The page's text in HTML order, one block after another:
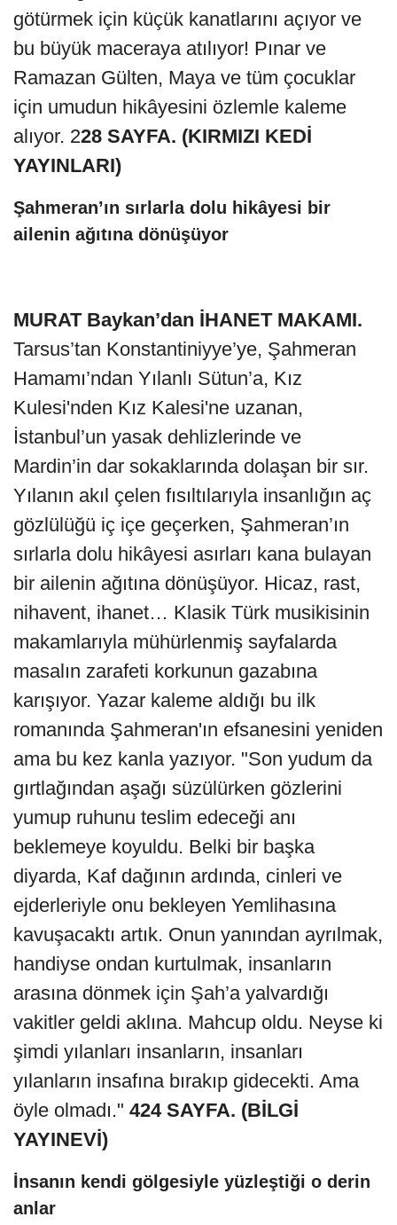
götürmek için küçük kanatlarını açıyor ve
bu büyük maceraya atılıyor! Pınar ve
Ramazan Gülten, Maya ve tüm çocuklar
için umudun hikâyesini özlemle kaleme
alıyor. 228 SAYFA. (KIRMIZI KEDİ
YAYINLARI)
Şahmeran’ın sırlarla dolu hikâyesi bir
ailenin ağıtına dönüşüyor
MURAT Baykan’dan İHANET MAKAMI.
Tarsus’tan Konstantiniyye’ye, Şahmeran
Hamamı’ndan Yılanlı Sütun’a, Kız
Kulesi'nden Kız Kalesi'ne uzanan,
İstanbul’un yasak dehlizlerinde ve
Mardin’in dar sokaklarında dolaşan bir sır.
Yılanın akıl çelen fısıltılarıyla insanlığın aç
gözlülüğü iç içe geçerken, Şahmeran’ın
sırlarla dolu hikâyesi asırları kana bulayan
bir ailenin ağıtına dönüşüyor. Hicaz, rast,
nihavent, ihanet… Klasik Türk musikisinin
makamlarıyla mühürlenmiş sayfalarda
masalın zarafeti korkunun gazabına
karışıyor. Yazar kaleme aldığı bu ilk
romanında Şahmeran'ın efsanesini yeniden
ama bu kez kanla yazıyor. "Son yudum da
gırtlağından aşağı süzülürken gözlerini
yumup ruhunu teslim edeceği anı
beklemeye koyuldu. Belki bir başka
diyarda, Kaf dağının ardında, cinleri ve
ejderleriyle onu bekleyen Yemlihasına
kavuşacaktı artık. Onun yanından ayrılmak,
handiyse ondan kurtulmak, insanların
arasına dönmek için Şah’a yalvardığı
vakitler geldi aklına. Mahcup oldu. Neyse ki
şimdi yılanları insanların, insanları
yılanların insafına bırakıp gidecekti. Ama
öyle olmadı." 424 SAYFA. (BİLGİ
YAYINEVİ)
İnsanın kendi gölgesiyle yüzleştiği o derin
anlar